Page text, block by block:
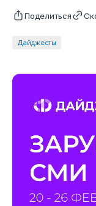
Дайджесты
Поделиться